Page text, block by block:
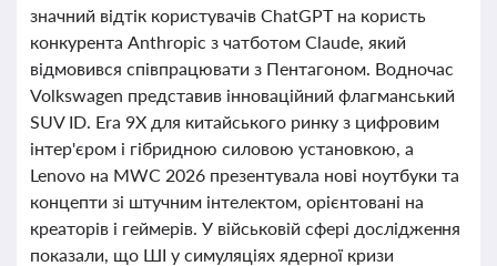
значний відтік користувачів ChatGPT на користь
конкурента Anthropic з чатботом Claude, який
відмовився співпрацювати з Пентагоном. Водночас
Volkswagen представив інноваційний флагманський
SUV ID. Era 9X для китайського ринку з цифровим
інтер'єром і гібридною силовою установкою, а
Lenovo на MWC 2026 презентувала нові ноутбуки та
концепти зі штучним інтелектом, орієнтовані на
креаторів і геймерів. У військовій сфері дослідження
показали, що ШІ у симуляціях ядерної кризи